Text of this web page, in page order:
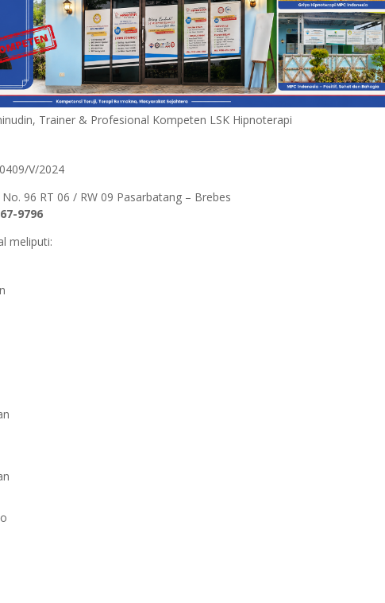
Trainer & Profesional Kompeten LSK Hipnoterapi
V/2024
96 RT 06 / RW 09 Pasarbatang – Brebes
9796
meliputi: